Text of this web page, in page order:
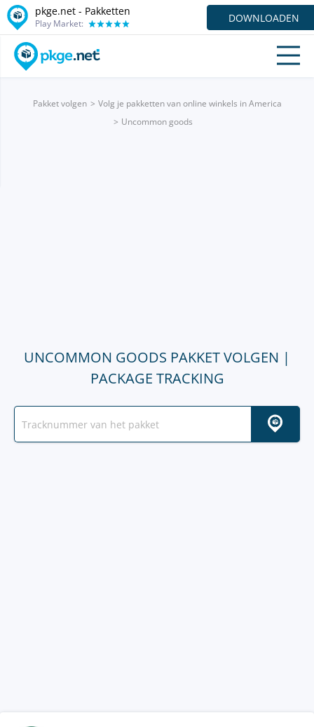
pkge.net - Pakketten
Play Market: DOWNLOADEN
Pakket volgen
Volg je pakketten van online winkels in America
Uncommon goods
UNCOMMON GOODS PAKKET VOLGEN |
PACKAGE TRACKING